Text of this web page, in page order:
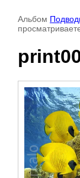
Альбом